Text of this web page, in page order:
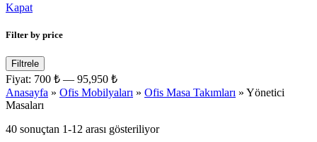
Kapat
Filter by price
Filtrele
Fiyat: 700 ₺ — 95,950 ₺
Anasayfa » Ofis Mobilyaları » Ofis Masa Takımları » Yönetici
Masaları
40 sonuçtan 1-12 arası gösteriliyor